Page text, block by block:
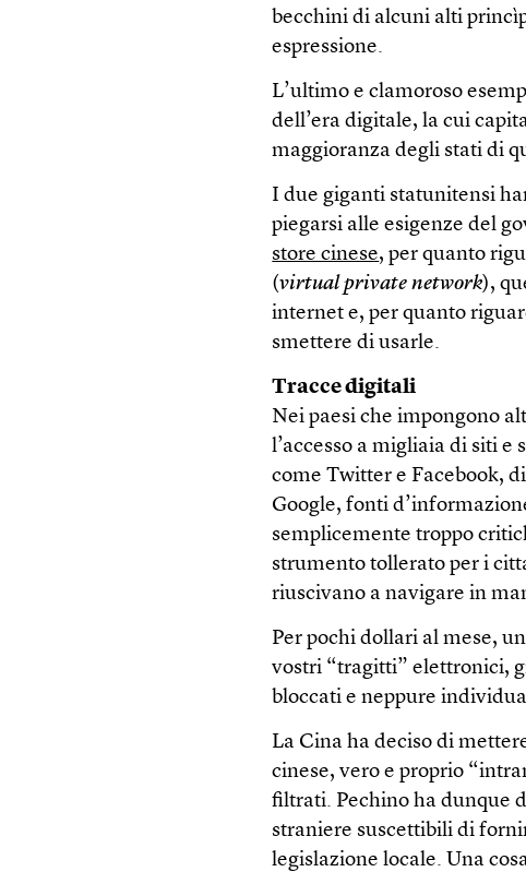
becchini di alcuni alti
espressione.
L’ultimo e clamoroso
dell’era digitale, la cui
maggioranza degli stati di
I due giganti statunitensi
piegarsi alle esigenze del
store cinese, per quanto
(virtual private network),
internet e, per quanto
smettere di usarle.
Tracce digitali
Nei paesi che impongono
l’accesso a migliaia di siti
come Twitter e Facebook,
Google, fonti
semplicemente troppo
strumento tollerato per i
riuscivano a navigare in
Per pochi dollari al mese,
vostri “tragitti” elettronici,
bloccati e neppure
La Cina ha deciso di
cinese, vero e proprio
filtrati. Pechino ha dunque
straniere suscettibili di
legislazione locale. Una